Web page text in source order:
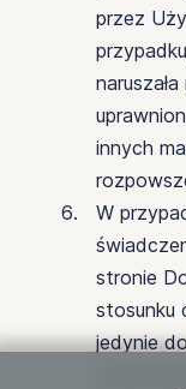
przez
innych
W
stronie
stosunku
jedynie